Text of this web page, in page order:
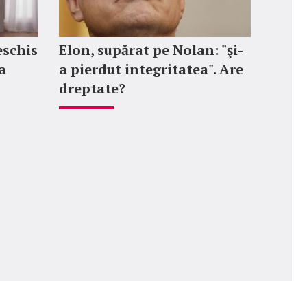
Elon, supărat pe Nolan: "şi-
a pierdut integritatea". Are
dreptate?